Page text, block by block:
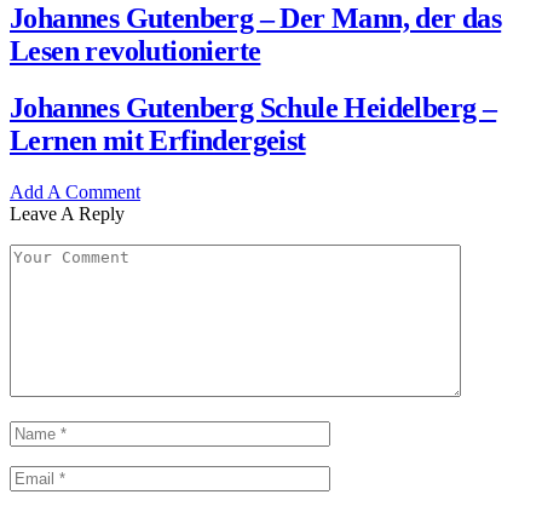
Johannes Gutenberg – Der Mann, der das
Lesen revolutionierte
Johannes Gutenberg Schule Heidelberg –
Lernen mit Erfindergeist
Add A Comment
Leave A Reply